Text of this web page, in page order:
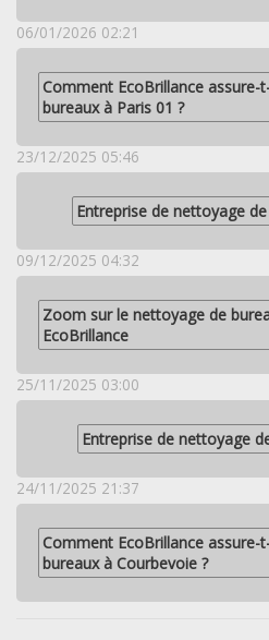
06/01/2026 02:21
Comment EcoBrillance assure-
bureaux à Paris 01 ?
23/12/2025 05:46
Entreprise de nettoyage
09/12/2025 04:32
Zoom sur le nettoyage de
EcoBrillance
25/11/2025 03:00
Entreprise de nettoyage
24/11/2025 21:37
Comment EcoBrillance assure-
bureaux à Courbevoie ?